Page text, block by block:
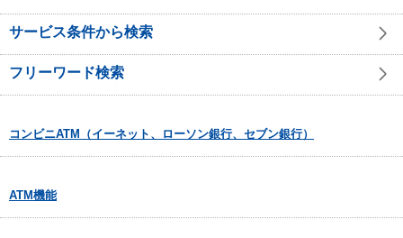
サービス条件から検索
フリーワード検索
コンビニATM（イーネット、ローソン銀行、セブン銀行）
ATM機能